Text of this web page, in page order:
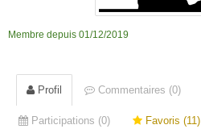
Membre depuis 01/12/2019
Profil Commentaires (0)
Participations (0) Favoris (11)